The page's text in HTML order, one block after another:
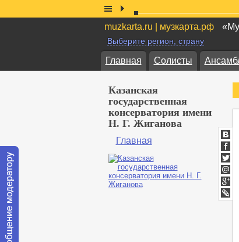
muzkarta.ru | музкарта.рф
Выберите регион, страну
Главная Солисты
Казанская
государственная
консерватория имени
Н. Г. Жиганова
Главная
Twitter
Мой
Мир